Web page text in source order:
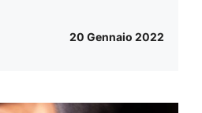
20 Gennaio 2022